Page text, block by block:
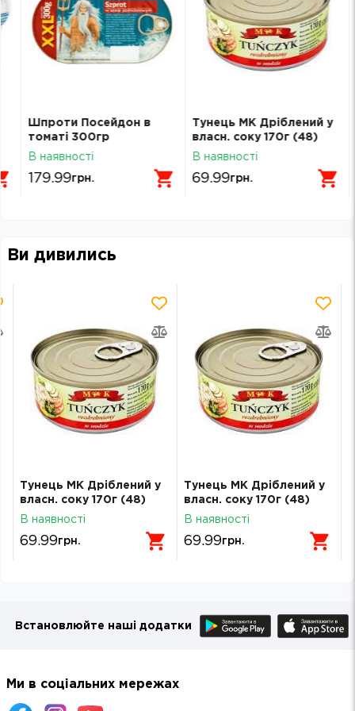
Шпроти Посейдон в
томаті 300гр
В наявності
179.99грн.
Тунець МК Дріблений у
власн. соку 170г (48)
В наявності
69.99грн.
Ви дивились
Тунець МК Дріблений у
власн. соку 170г (48)
В наявності
69.99грн.
Тунець МК Дріблений у
власн. соку 170г (48)
В наявності
69.99грн.
Встановлюйте наші додатки
Ми в соціальних мережах